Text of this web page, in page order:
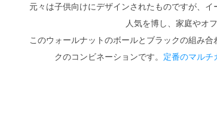
元々は子供向けにデザインされたものですが、
人気を博し、家庭やオ
このウォールナットのボールとブラックの組み
クのコンビネーションです。 定番のマルチ